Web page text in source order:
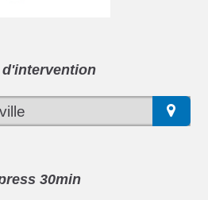
d'intervention
30min